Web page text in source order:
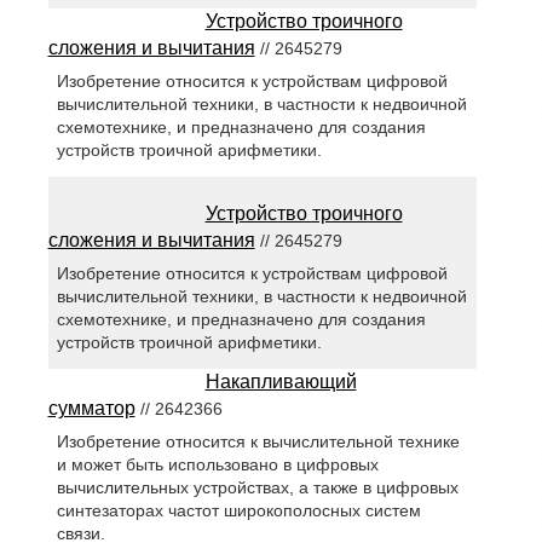
Устройство троичного
сложения и вычитания // 2645279
Изобретение относится к устройствам цифровой
вычислительной техники, в частности к недвоичной
схемотехнике, и предназначено для создания
устройств троичной арифметики.
Устройство троичного
сложения и вычитания // 2645279
Изобретение относится к устройствам цифровой
вычислительной техники, в частности к недвоичной
схемотехнике, и предназначено для создания
устройств троичной арифметики.
Накапливающий
сумматор// 2642366
Изобретение относится к вычислительной технике
и может быть использовано в цифровых
вычислительных устройствах, а также в цифровых
синтезаторах частот широкополосных систем
связи.